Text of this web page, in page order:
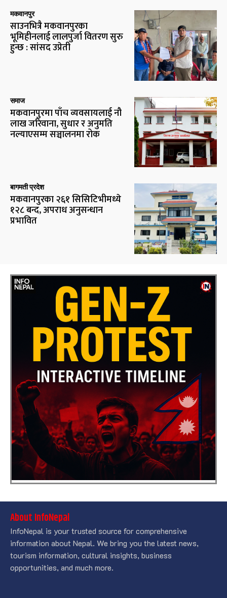
मकवानपुर
साउनभित्रै मकवानपुरका
भूमिहीनलाई लालपुर्जा वितरण सुरु
हुन्छ : सांसद उप्रेती
समाज
मकवानपुरमा पाँच व्यवसायलाई नौ
लाख जरिवाना, सुधार र अनुमति
नल्याएसम्म सञ्चालनमा रोक
बागमती प्रदेश
मकवानपुरका २६१ सिसिटिभीमध्ये
१२८ बन्द, अपराध अनुसन्धान
प्रभावित
About InfoNepal
InfoNepal is your trusted source for comprehensive
information about Nepal. We bring you the latest news,
tourism information, cultural insights, business
opportunities, and much more.